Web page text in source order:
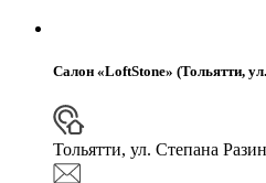
Салон «LoftStone» (Тольятти,
Тольятти, ул. Степана